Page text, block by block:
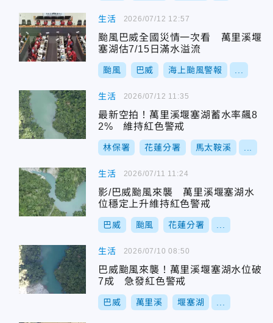
生活
颱風巴威全國災情一次看 萬里溪堰
塞湖估7/15日滿水溢流
颱風 巴威 海上颱風警報
2026/07/12 12:57
生活
最新空拍！萬里溪堰塞湖蓄水率飆8
2% 維持紅色警戒
林保署 花蓮分署 馬太鞍溪
2026/07/12 11:35
生活
影/巴威颱風來襲 萬里溪堰塞湖水
位穩定上升維持紅色警戒
巴威 颱風 花蓮分署
2026/07/11 11:24
生活
巴威颱風來襲！萬里溪堰塞湖水位破
7成 急發紅色警戒
巴威 萬里溪 堰塞湖
2026/07/10 08:50